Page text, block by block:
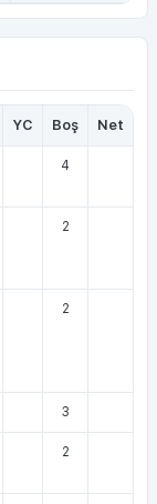
YC Boş Net
4
2
2
3
2